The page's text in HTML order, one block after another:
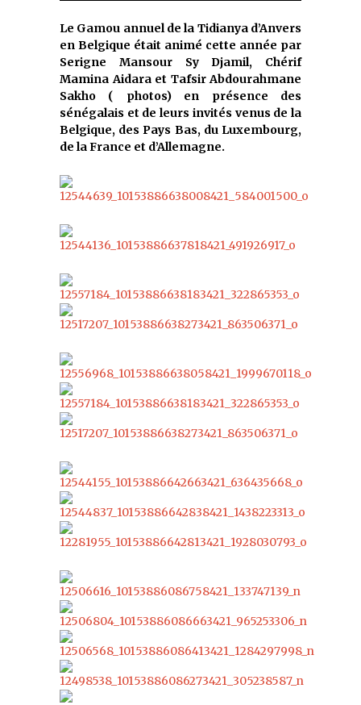
Le Gamou annuel de la Tidianya d’Anvers
en Belgique était animé cette année par
Serigne Mansour Sy Djamil, Chérif
Mamina Aidara et Tafsir Abdourahmane
Sakho ( photos) en présence des
sénégalais et de leurs invités venus de la
Belgique, des Pays Bas, du Luxembourg,
de la France et d’Allemagne.